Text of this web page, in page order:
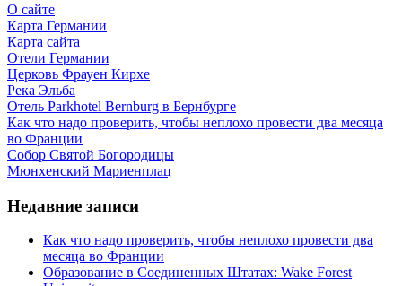
О сайте
Карта Германии
Карта сайта
Отели Германии
Церковь Фрауен Кирхе
Река Эльба
Отель Parkhotel Bernburg в Бернбурге
Как что надо проверить, чтобы неплохо провести два месяца
во Франции
Собор Святой Богородицы
Мюнхенский Мариенплац
Недавние записи
Как что надо проверить, чтобы неплохо провести два
месяца во Франции
Образование в Соединенных Штатах: Wake Forest